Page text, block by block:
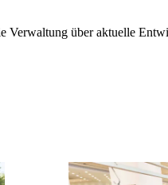
über aktuelle